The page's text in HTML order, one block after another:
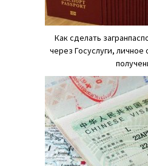
Как сделать
через Госуслуги,